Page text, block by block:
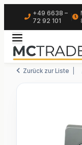
+49 6638 –
72 92 101
Zurück zur Liste